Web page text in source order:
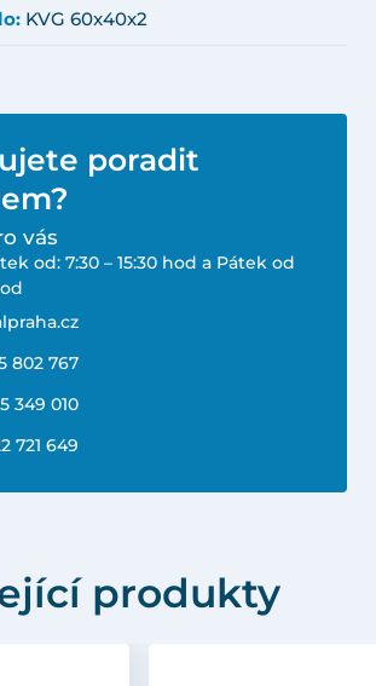
KVG 60x40x2
poradit
vás
od: 7:30 – 15:30 hod a Pátek od
802 767
349 010
721 649
produkty